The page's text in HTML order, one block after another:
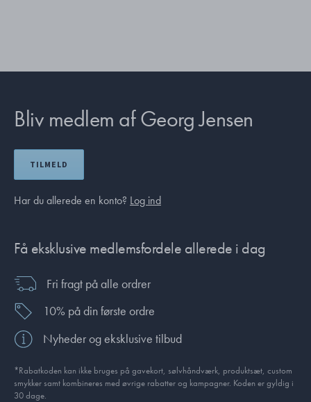
Bliv medlem af Georg Jensen
TILMELD
Har du allerede en konto? Log ind
Få eksklusive medlemsfordele allerede i dag
Fri fragt på alle ordrer
10% på din første ordre
Nyheder og eksklusive tilbud
*Rabatkoden kan ikke bruges på gavekort, sølvhåndværk, produktsæt, custom
smykker samt kombineres med øvrige rabatter og kampagner. Koden er gyldig i
30 dage.